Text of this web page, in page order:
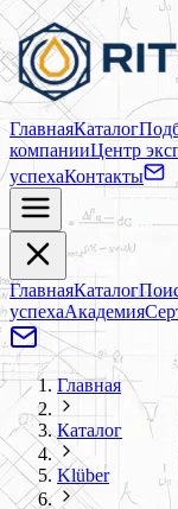
ГлавнаяКаталог
компанииЦентр
успехаКонтакты
ГлавнаяКаталог
успехаАкадемия
Главная
Каталог
Klüber